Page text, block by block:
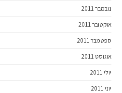
נובמבר 2011
אוקטובר 2011
ספטמבר 2011
אוגוסט 2011
יולי 2011
יוני 2011